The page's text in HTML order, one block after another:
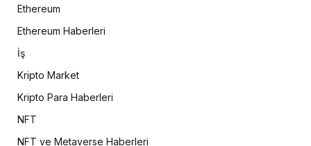
Ethereum
Ethereum Haberleri
İş
Kripto Market
Kripto Para Haberleri
NFT
NFT ve Metaverse Haberleri